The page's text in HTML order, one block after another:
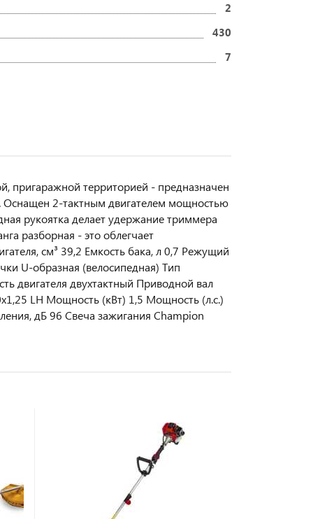
2
430
7
пригаражной территорией - предназначен
Оснащен 2-тактным двигателем мощностью
рукоятка делает удержание триммера
разборная - это облегчает
см³ 39,2 Емкость бака, л 0,7 Режущий
U-образная (велосипедная) Тип
двигателя двухтактный Приводной вал
LH Мощность (кВт) 1,5 Мощность (л.с.)
дБ 96 Свеча зажигания Champion